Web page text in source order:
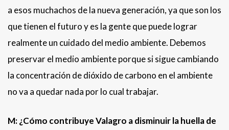
a esos muchachos de la nueva generación, ya que son los
que tienen el futuro y es la gente que puede lograr
realmente un cuidado del medio ambiente. Debemos
preservar el medio ambiente porque si sigue cambiando
la concentración de dióxido de carbono en el ambiente
no va a quedar nada por lo cual trabajar.
M: ¿Cómo contribuye Valagro a disminuir la huella de